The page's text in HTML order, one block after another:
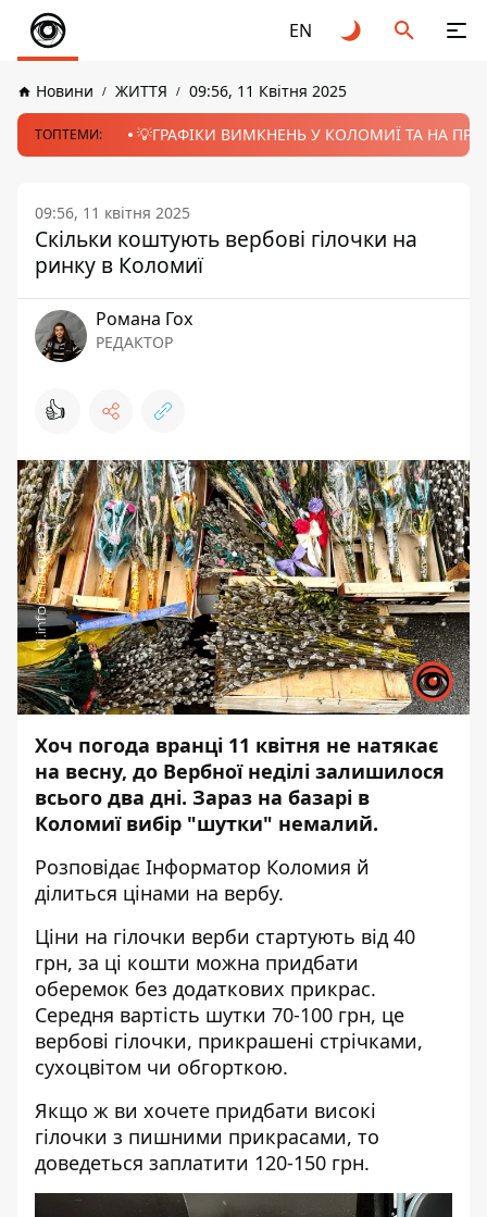
EN
Новини ЖИТТЯ 09:56, 11 Квітня 2025
ТОПТЕМИ: 💡ГРАФІКИ ВИМКНЕНЬ У КОЛОМИЇ ТА НА
09:56, 11 квітня 2025
Скільки коштують вербові гілочки на
ринку в Коломиї
Романа Гох
РЕДАКТОР
👍
Хоч погода вранці 11 квітня не натякає
на весну, до Вербної неділі залишилося
всього два дні. Зараз на базарі в
Коломиї вибір "шутки" немалий.
Розповідає Інформатор Коломия й
ділиться цінами на вербу.
Ціни на гілочки верби стартують від 40
грн, за ці кошти можна придбати
оберемок без додаткових прикрас.
Середня вартість шутки 70-100 грн, це
вербові гілочки, прикрашені стрічками,
сухоцвітом чи обгорткою.
Якщо ж ви хочете придбати високі
гілочки з пишними прикрасами, то
доведеться заплатити 120-150 грн.